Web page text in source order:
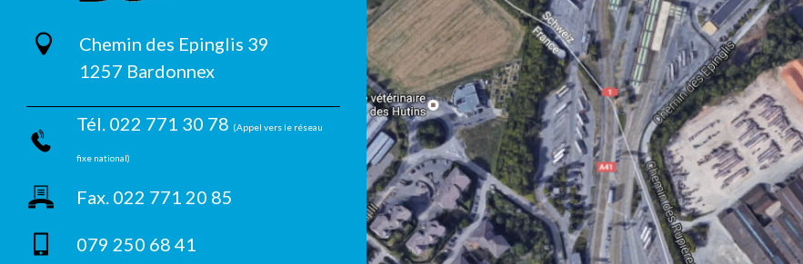
Chemin des Epinglis 39
1257 Bardonnex
Tél. 022 771 30 78 (Appel vers le réseau
fixe national)
Fax. 022 771 20 85
079 250 68 41